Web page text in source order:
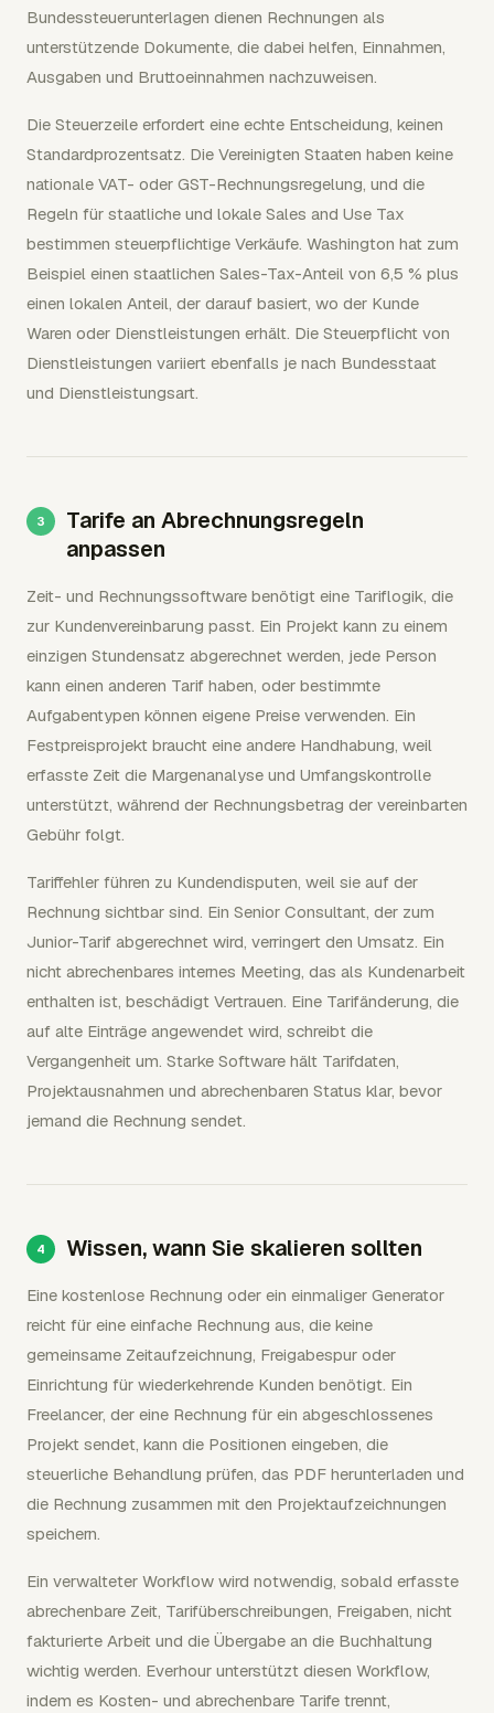
Bundessteuerunterlagen dienen Rechnungen als
unterstützende Dokumente, die dabei helfen, Einnahmen,
Ausgaben und Bruttoeinnahmen nachzuweisen.
Die Steuerzeile erfordert eine echte Entscheidung, keinen
Standardprozentsatz. Die Vereinigten Staaten haben keine
nationale VAT- oder GST-Rechnungsregelung, und die
Regeln für staatliche und lokale Sales and Use Tax
bestimmen steuerpflichtige Verkäufe. Washington hat zum
Beispiel einen staatlichen Sales-Tax-Anteil von 6,5 % plus
einen lokalen Anteil, der darauf basiert, wo der Kunde
Waren oder Dienstleistungen erhält. Die Steuerpflicht von
Dienstleistungen variiert ebenfalls je nach Bundesstaat
und Dienstleistungsart.
Tarife an Abrechnungsregeln
anpassen
Zeit- und Rechnungssoftware benötigt eine Tariflogik, die
zur Kundenvereinbarung passt. Ein Projekt kann zu einem
einzigen Stundensatz abgerechnet werden, jede Person
kann einen anderen Tarif haben, oder bestimmte
Aufgabentypen können eigene Preise verwenden. Ein
Festpreisprojekt braucht eine andere Handhabung, weil
erfasste Zeit die Margenanalyse und Umfangskontrolle
unterstützt, während der Rechnungsbetrag der vereinbarten
Gebühr folgt.
Tariffehler führen zu Kundendisputen, weil sie auf der
Rechnung sichtbar sind. Ein Senior Consultant, der zum
Junior-Tarif abgerechnet wird, verringert den Umsatz. Ein
nicht abrechenbares internes Meeting, das als Kundenarbeit
enthalten ist, beschädigt Vertrauen. Eine Tarifänderung, die
auf alte Einträge angewendet wird, schreibt die
Vergangenheit um. Starke Software hält Tarifdaten,
Projektausnahmen und abrechenbaren Status klar, bevor
jemand die Rechnung sendet.
Wissen, wann Sie skalieren sollten
Eine kostenlose Rechnung oder ein einmaliger Generator
reicht für eine einfache Rechnung aus, die keine
gemeinsame Zeitaufzeichnung, Freigabespur oder
Einrichtung für wiederkehrende Kunden benötigt. Ein
Freelancer, der eine Rechnung für ein abgeschlossenes
Projekt sendet, kann die Positionen eingeben, die
steuerliche Behandlung prüfen, das PDF herunterladen und
die Rechnung zusammen mit den Projektaufzeichnungen
speichern.
Ein verwalteter Workflow wird notwendig, sobald erfasste
abrechenbare Zeit, Tarifüberschreibungen, Freigaben, nicht
fakturierte Arbeit und die Übergabe an die Buchhaltung
wichtig werden. Everhour unterstützt diesen Workflow,
indem es Kosten- und abrechenbare Tarife trennt,